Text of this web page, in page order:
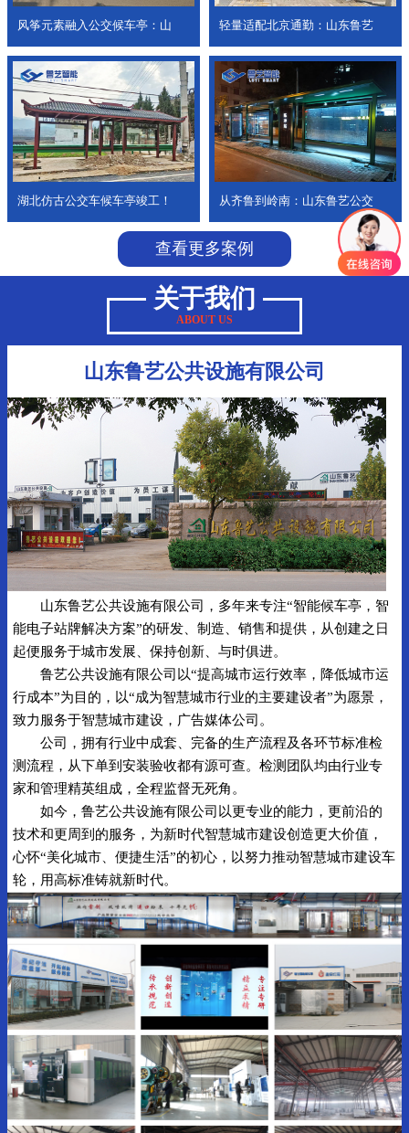
风筝元素融入公交候车亭：山 轻量适配北京通勤：山东鲁艺
湖北仿古公交车候车亭竣工！ 从齐鲁到岭南：山东鲁艺公交
查看更多案例
关于我们
ABOUT US
山东鲁艺公共设施有限公司
山东鲁艺公共设施有限公司，多年来专注“智能候车亭，智
能电子站牌解决方案”的研发、制造、销售和提供，从创建之日
起便服务于城市发展、保持创新、与时俱进。
鲁艺公共设施有限公司以“提高城市运行效率，降低城市运
行成本”为目的，以“成为智慧城市行业的主要建设者”为愿景，
致力服务于智慧城市建设，广告媒体公司。
公司，拥有行业中成套、完备的生产流程及各环节标准检
测流程，从下单到安装验收都有源可查。检测团队均由行业专
家和管理精英组成，全程监督无死角。
如今，鲁艺公共设施有限公司以更专业的能力，更前沿的
技术和更周到的服务，为新时代智慧城市建设创造更大价值，
心怀“美化城市、便捷生活”的初心，以努力推动智慧城市建设车
轮，用高标准铸就新时代。